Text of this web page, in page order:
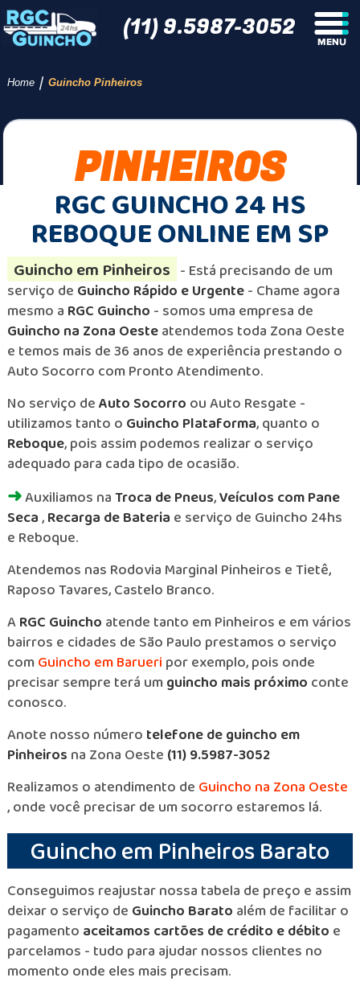
(11) 9.5987-3052
Home / Guincho Pinheiros
PINHEIROS
RGC GUINCHO 24 HS
REBOQUE ONLINE EM SP
Guincho em Pinheiros - Está precisando de um
serviço de Guincho Rápido e Urgente- Chame agora
mesmo a RGC Guincho - somos uma empresa de
Guincho na Zona Oesteatendemos toda Zona Oeste
e temos mais de 36 anos de experiência prestando o
Auto Socorro com Pronto Atendimento.
No serviço deAuto Socorro ou Auto Resgate -
utilizamos tanto o Guincho Plataforma, quanto o
Reboque, pois assim podemos realizar o serviço
adequado para cada tipo de ocasião.
➜Auxiliamos naTroca de Pneus,Veículos com Pane
Seca,Recarga de Bateria e serviço de Guincho 24hs
e Reboque.
Atendemos nas Rodovia Marginal Pinheiros e Tietê,
Raposo Tavares, Castelo Branco.
ARGC Guincho atende tanto em Pinheiros e em vários
bairros e cidades de São Paulo prestamos o serviço
comGuincho em Barueri por exemplo, pois onde
precisar sempre terá umguincho mais próximo conte
conosco.
Anote nosso número telefone de guincho em
Pinheiros na Zona Oeste (11) 9.5987-3052
Realizamos o atendimento de Guincho na Zona Oeste
, onde você precisar de um socorro estaremos lá.
Guincho em Pinheiros Barato
Conseguimos reajustar nossa tabela de preço e assim
deixar o serviço de Guincho Barato além de facilitar o
pagamento aceitamos cartões de crédito e débito e
parcelamos - tudo para ajudar nossos clientes no
momento onde eles mais precisam.